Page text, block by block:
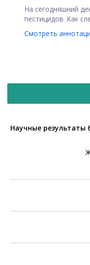
На сегодняшний
пестицидов. Как
Смотреть
Научные результаты